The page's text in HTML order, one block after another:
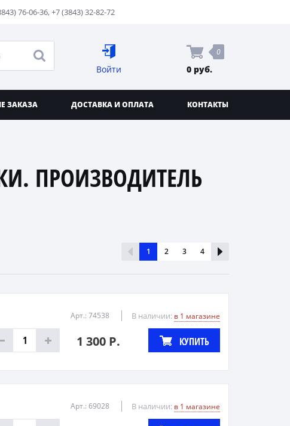
76-06-36,+7 (3843) 32-82-72
Войти
0
0 руб.
ЗАКАЗА ДОСТАВКА И ОПЛАТА КОНТАКТЫ
ПРОИЗВОДИТЕЛЬ
1 2 3 4
Арт.: 74538 В наличии: в 1 магазине
1 300 Р. КУПИТЬ
Арт.: 69028 В наличии: в 1 магазине